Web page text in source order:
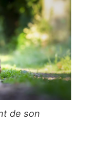
de son